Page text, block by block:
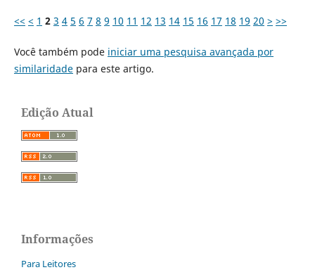
<< < 1 2 3 4 5 6 7 8 9 10 11 12 13 14 15 16 17 18 19 20 > >>
Você também pode iniciar uma pesquisa avançada por
similaridadepara este artigo.
Edição Atual
Informações
Para Leitores